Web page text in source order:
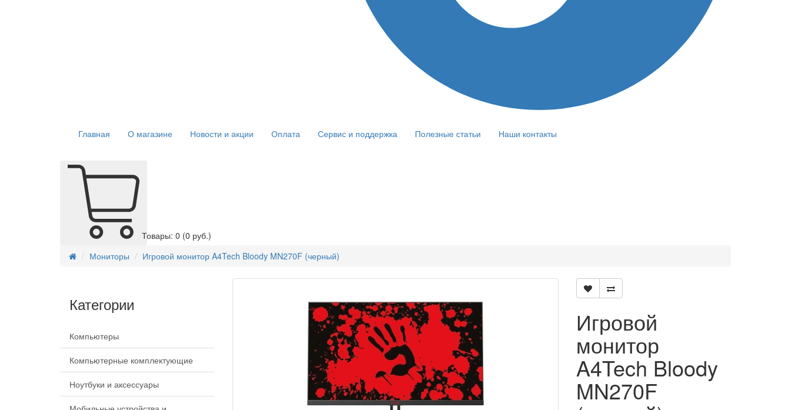
Главная О магазине Новости и акции Оплата Сервис и поддержка Полезные статьи Наши контакты
Товары: 0 (0 руб.)
Мониторы
Игровой монитор A4Tech Bloody MN270F (черный)
Категории
Компьютеры
Компьютерные комплектующие
Ноутбуки и аксессуары
Игровой
монитор
A4Tech Bloody
MN270F